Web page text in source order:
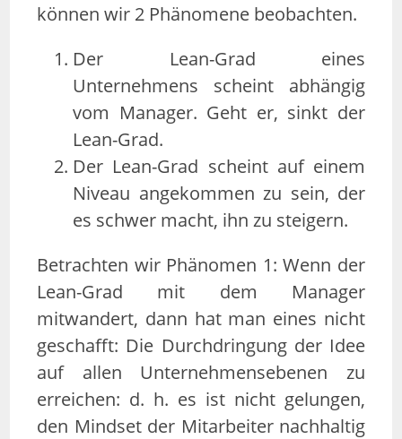
können wir 2 Phänomene beobachten.
Der Lean-Grad eines
Unternehmens scheint abhängig
vom Manager. Geht er, sinkt der
Lean-Grad.
Der Lean-Grad scheint auf einem
Niveau angekommen zu sein, der
es schwer macht, ihn zu steigern.
Betrachten wir Phänomen 1: Wenn der
Lean-Grad mit dem Manager
mitwandert, dann hat man eines nicht
geschafft: Die Durchdringung der Idee
auf allen Unternehmensebenen zu
erreichen: d. h. es ist nicht gelungen,
den Mindset der Mitarbeiter nachhaltig